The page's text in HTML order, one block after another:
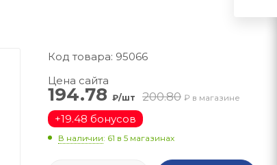
Код товара: 95066
Цена сайта
194.78 ₽/шт 200.80 ₽ в магазине
+19.48 бонусов
В наличии: 61 в 5 магазинах